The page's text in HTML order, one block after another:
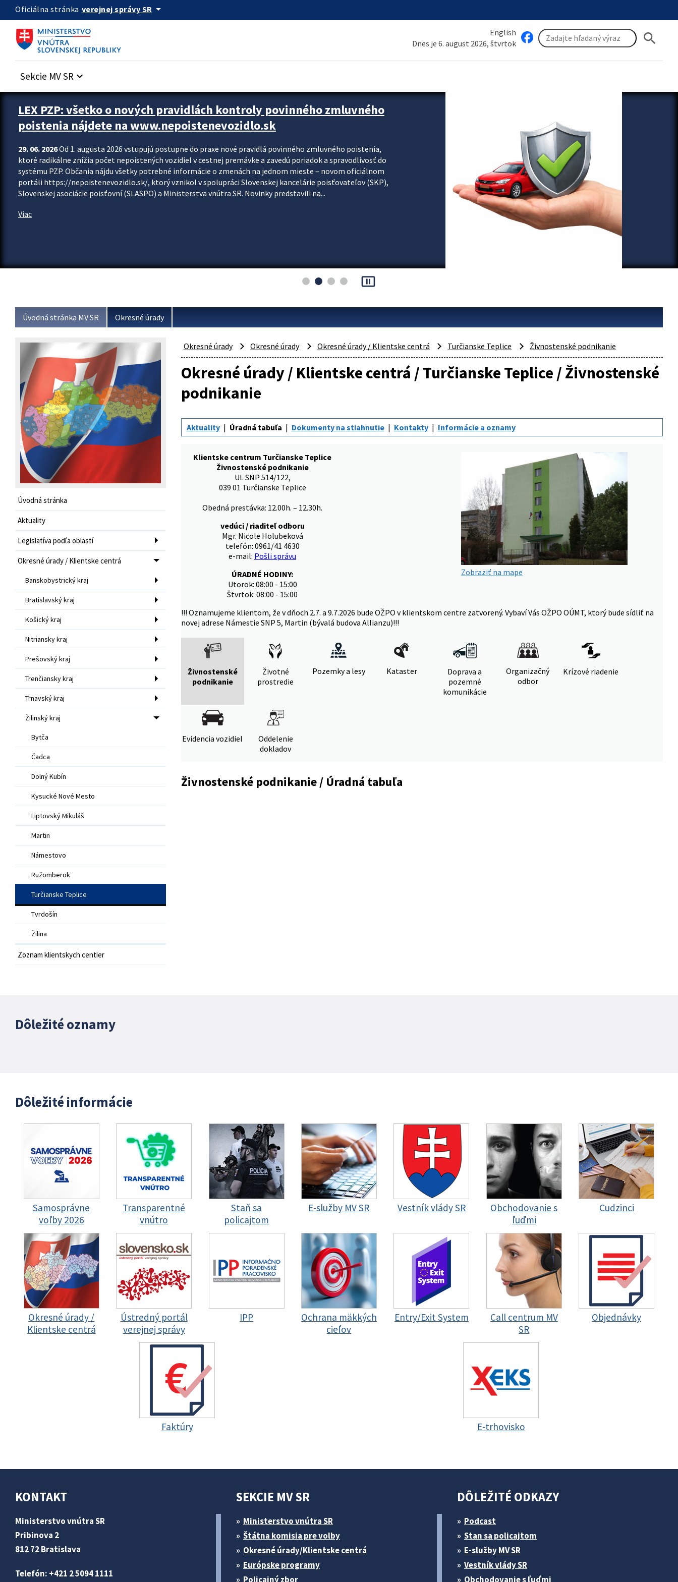
Preskocit na hlavný obsah
Oficiálna stránka verejnej správy SR arrow_drop_down
English
Dnes je 6. august 2026, štvrtok
search
Sekcie MV SR keyboard_arrow_down
Zastavit automatický posun upútavok
LEX PZP: všetko o nových pravidlách kontroly povinného zmluvného
poistenia nájdete na www.nepoistenevozidlo.sk
29. 06. 2026Od 1. augusta 2026 vstupujú postupne do praxe nové pravidlá povinného zmluvného poistenia,
ktoré radikálne znížia počet nepoistených vozidiel v cestnej premávke a zavedú poriadok a spravodlivosť do
systému PZP. Občania nájdu všetky potrebné informácie o zmenách na jednom mieste – novom oficiálnom
portáli https://nepoistenevozidlo.sk/, ktorý vznikol v spolupráci Slovenskej kancelárie poisťovateľov (SKP),
Slovenskej asociácie poisťovní (SLASPO) a Ministerstva vnútra SR. Novinky predstavili na...
Viac
pause_presentation
Úvodná stránka MV SR Okresné úrady
Úvodná stránka
Aktuality
Legislatíva podľa oblastí
Okresné úrady / Klientske centrá
Banskobystrický kraj
Bratislavský kraj
Košický kraj
Nitriansky kraj
Prešovský kraj
Trenčiansky kraj
Trnavský kraj
Žilinský kraj
Bytča
Čadca
Dolný Kubín
Kysucké Nové Mesto
Liptovský Mikuláš
Martin
Námestovo
Ružomberok
Turčianske Teplice
Tvrdošín
Žilina
Zoznam klientskych centier
Okresné úrady Okresné úrady Okresné úrady / Klientske centrá Turčianske Teplice Živnostenské podnikanie
Okresné úrady / Klientske centrá / Turčianske Teplice / Živnostenské
podnikanie
Aktuality Úradná tabuľa Dokumenty na stiahnutie Kontakty Informácie a oznamy
Klientske centrum Turčianske Teplice
Živnostenské podnikanie
Ul. SNP 514/122,
039 01 Turčianske Teplice
Obedná prestávka: 12.00h. – 12.30h.
vedúci / riaditeľ odboru
Mgr. Nicole Holubeková
telefón: 0961/41 4630
e-mail: Pošli správu
ÚRADNÉ HODINY:
Utorok: 08:00 - 15:00
Štvrtok: 08:00 - 15:00
Zobraziť na mape
!!! Oznamujeme klientom, že v dňoch 2.7. a 9.7.2026 bude OŽPO v klientskom centre zatvorený. Vybaví Vás OŽPO OÚMT, ktorý bude sídliť na
novej adrese Námestie SNP 5, Martin (bývalá budova Allianzu)!!!
Živnostenské
podnikanie
Životné
prostredie
Pozemky a lesy Kataster
Doprava a
pozemné
komunikácie
Organizačný
odbor
Krízové riadenie
Evidencia vozidiel
Oddelenie
dokladov
Živnostenské podnikanie / Úradná tabuľa
Dôležité oznamy
Dôležité informácie
Samosprávne
voľby 2026
Transparentné
vnútro
Staň sa
policajtom
E-služby MV SR Vestník vlády SR
Obchodovanie s
ľuďmi
Cudzinci
Okresné úrady /
Klientske centrá
Ústredný portál
verejnej správy
IPP
Ochrana mäkkých
cieľov
Entry/Exit System
Call centrum MV
SR
Objednávky
Faktúry E-trhovisko
KONTAKT
Ministerstvo vnútra SR
Pribinova 2
812 72 Bratislava
Telefón: +421 2 5094 1111
SEKCIE MV SR
Ministerstvo vnútra SR
Štátna komisia pre volby
Okresné úrady/Klientske centrá
Európske programy
Policajný zbor
DÔLEŽITÉ ODKAZY
Podcast
Stan sa policajtom
E-služby MV SR
Vestník vlády SR
Obchodovanie s ľuďmi